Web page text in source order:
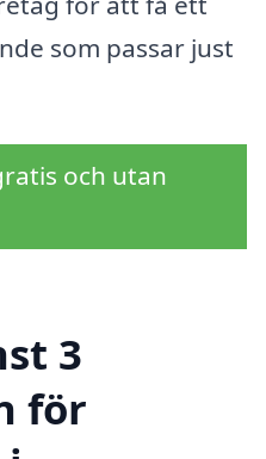
som passar just
och utan
3
för